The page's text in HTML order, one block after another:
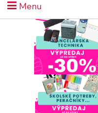
Menu